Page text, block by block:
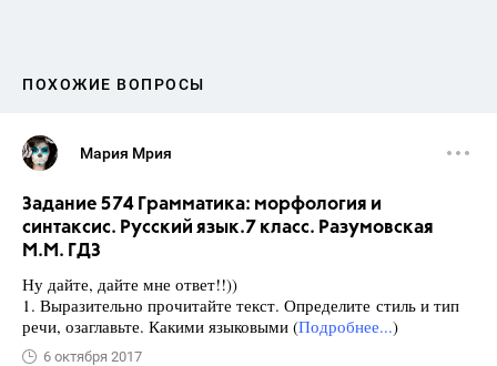
ПОХОЖИЕ ВОПРОСЫ
Мария Мрия
Задание 574 Грамматика: морфология и
синтаксис. Русский язык.7 класс. Разумовская
М.М. ГДЗ
Ну дайте, дайте мне ответ!!))
1. Выразительно прочитайте текст. Определите стиль и тип
речи, озаглавьте. Какими языковыми (Подробнее...)
6 октября 2017